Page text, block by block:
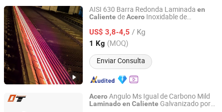
AISI 630 Barra Redonda Laminada en
Caliente deAcero Inoxidable de
Utilizadaenla Industria del Petróleo y
Gas Condición o Condición de
Endurecimien
US$ 3,8-4,5 / Kg
1 Kg (MOQ)
Enviar Consulta
Sichuan Super Metal Material Co., Ltd.
Sichuan, China Desde 2026
AceroAngulo Ms Igual de Carbono Mild
Laminadoen Caliente Galvanizado por
Shandong Baotai Steel Co., Ltd.